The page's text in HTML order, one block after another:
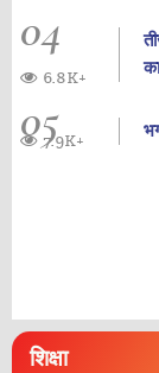
04
6.8K+
057.9K+
शिक्षा